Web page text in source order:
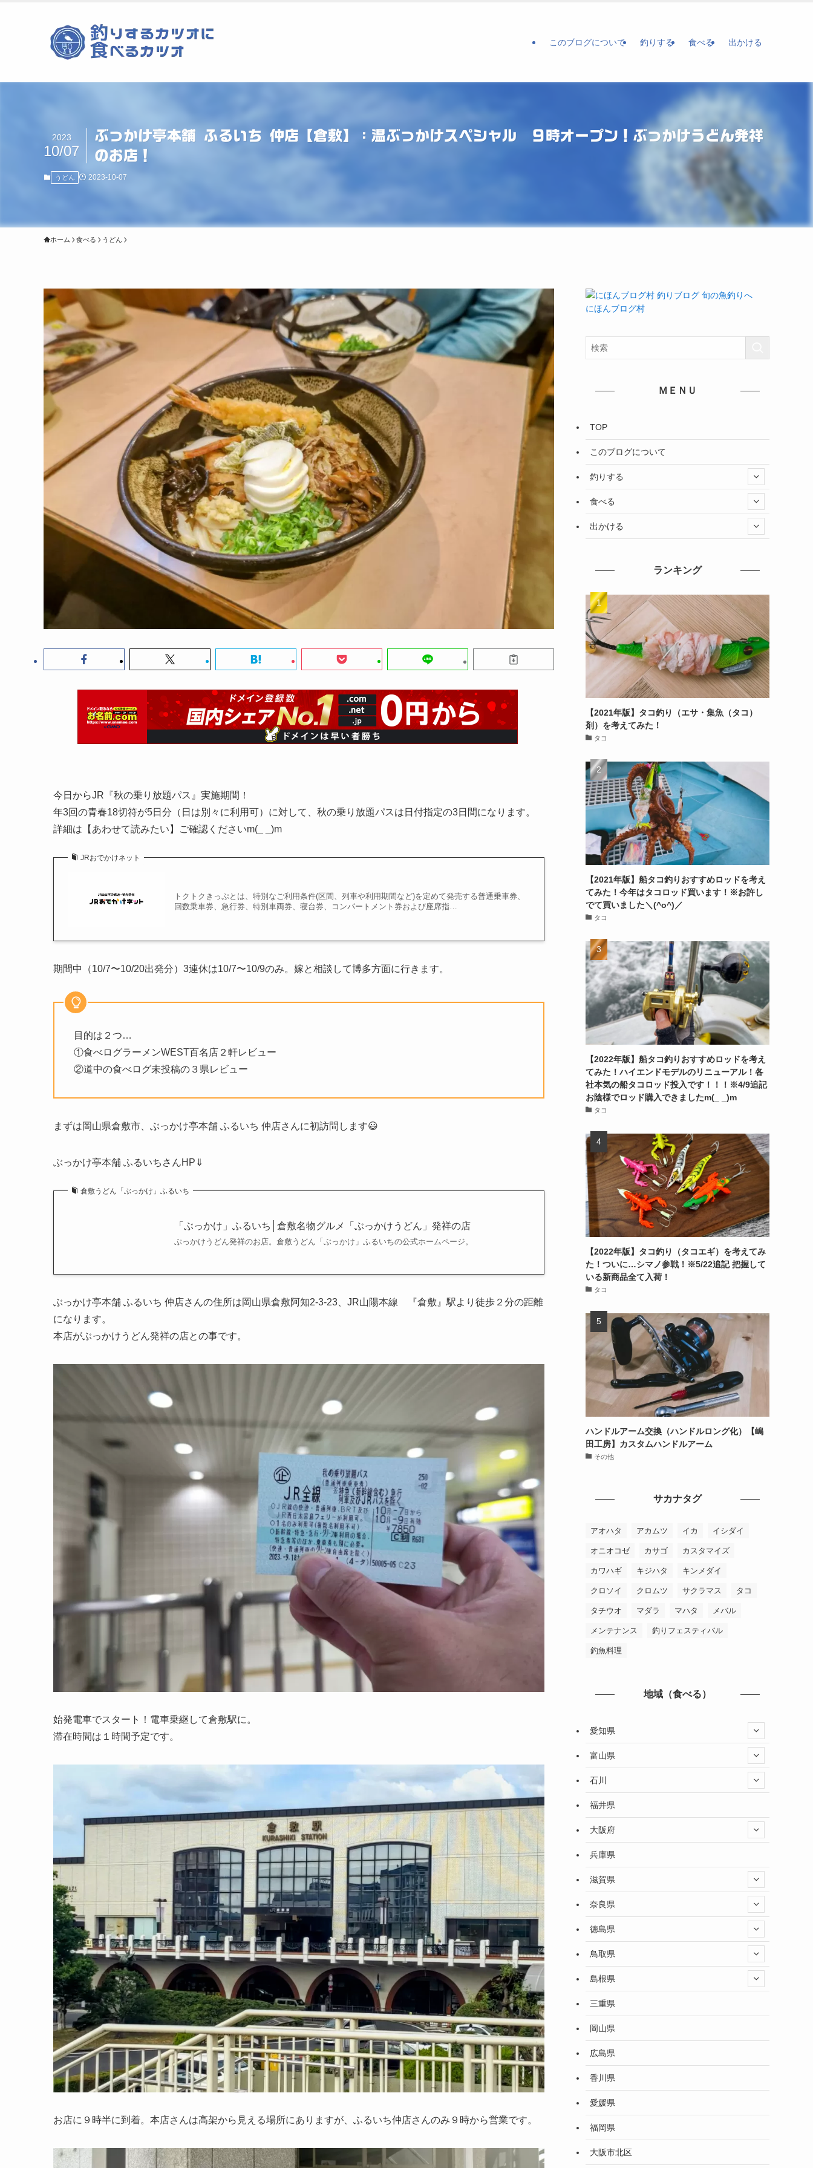
このブログについて 釣りする 食べる 出かける
ぶっかけ亭本舗 ふるいち 仲店【倉敷】：温ぶっかけスペシャル ９時オープン！ぶっかけうどん発祥
のお店！
2023
10/07
うどん 2023-10-07
ホーム 食べる うどん
今日からJR『秋の乗り放題パス』実施期間！
年3回の青春18切符が5日分（日は別々に利用可）に対して、秋の乗り放題パスは日付指定の3日間になります。
詳細は【あわせて読みたい】ご確認くださいm(_ _)m
JRおでかけネット
トクトクきっぷとは、特別なご利用条件(区間、列車や利用期間など)を定めて発売する普通乗車券、
回数乗車券、急行券、特別車両券、寝台券、コンパートメント券および座席指…
期間中（10/7〜10/20出発分）3連休は10/7〜10/9のみ。嫁と相談して博多方面に行きます。
目的は２つ…
①食べログラーメンWEST百名店２軒レビュー
②道中の食べログ未投稿の３県レビュー
まずは岡山県倉敷市、ぶっかけ亭本舗 ふるいち 仲店さんに初訪問します😃
ぶっかけ亭本舗 ふるいちさんHP⇓
倉敷うどん「ぶっかけ」ふるいち
「ぶっかけ」ふるいち│倉敷名物グルメ「ぶっかけうどん」発祥の店
ぶっかけうどん発祥のお店。倉敷うどん「ぶっかけ」ふるいちの公式ホームページ。
ぶっかけ亭本舗 ふるいち 仲店さんの住所は岡山県倉敷阿知2-3-23、JR山陽本線 『倉敷』駅より徒歩２分の距離
になります。
本店がぶっかけうどん発祥の店との事です。
始発電車でスタート！電車乗継して倉敷駅に。
滞在時間は１時間予定です。
お店に９時半に到着。本店さんは高架から見える場所にありますが、ふるいち仲店さんのみ９時から営業です。
にほんブログ村
ＭＥＮＵ
TOP
このブログについて
釣りする
食べる
出かける
ランキング
【2021年版】タコ釣り（エサ・集魚（タコ）
剤）を考えてみた！
タコ
【2021年版】船タコ釣りおすすめロッドを考え
てみた！今年はタコロッド買います！※お許し
でて買いました＼(^o^)／
タコ
【2022年版】船タコ釣りおすすめロッドを考え
てみた！ハイエンドモデルのリニューアル！各
社本気の船タコロッド投入です！！！※4/9追記
お陰様でロッド購入できましたm(_ _)m
タコ
【2022年版】タコ釣り（タコエギ）を考えてみ
た！ついに…シマノ参戦！※5/22追記 把握して
いる新商品全て入荷！
タコ
ハンドルアーム交換（ハンドルロング化）【嶋
田工房】カスタムハンドルアーム
その他
サカナタグ
アオハタ アカムツ イカ イシダイ
オニオコゼ カサゴ カスタマイズ
カワハギ キジハタ キンメダイ
クロソイ クロムツ サクラマス タコ
タチウオ マダラ マハタ メバル
メンテナンス 釣りフェスティバル
釣魚料理
地域（食べる）
愛知県
富山県
石川
福井県
大阪府
兵庫県
滋賀県
奈良県
徳島県
鳥取県
島根県
三重県
岡山県
広島県
香川県
愛媛県
福岡県
大阪市北区